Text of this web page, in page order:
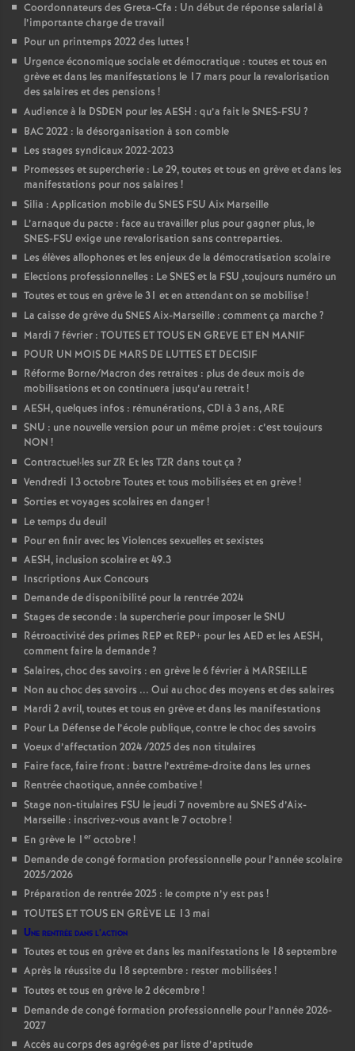
Coordonnateurs des Greta-Cfa : Un début de réponse salarial à
l’importante charge de travail
Pour un printemps 2022 des luttes !
Urgence économique sociale et démocratique : toutes et tous en
grève et dans les manifestations le 17 mars pour la revalorisation
des salaires et des pensions !
Audience à la DSDEN pour les AESH : qu’a fait le SNES-FSU ?
BAC 2022 : la désorganisation à son comble
Les stages syndicaux 2022-2023
Promesses et supercherie : Le 29, toutes et tous en grève et dans les
manifestations pour nos salaires !
Silia : Application mobile du SNES FSU Aix Marseille
L’arnaque du pacte : face au travailler plus pour gagner plus, le
SNES-FSU exige une revalorisation sans contreparties.
Les élèves allophones et les enjeux de la démocratisation scolaire
Elections professionnelles : Le SNES et la FSU ,toujours numéro un
Toutes et tous en grève le 31 et en attendant on se mobilise!
La caisse de grève du SNES Aix-Marseille : comment ça marche?
Mardi 7 février : TOUTES ET TOUS EN GREVE ET EN MANIF
POUR UN MOIS DE MARS DE LUTTES ET DECISIF
Réforme Borne/Macron des retraites : plus de deux mois de
mobilisations et on continuera jusqu’au retrait!
AESH, quelques infos : rémunérations, CDI à 3 ans, ARE
SNU : une nouvelle version pour un même projet : c’est toujours
NON !
Contractuel·les sur ZR Et les TZR dans tout ça ?
Vendredi 13 octobre Toutes et tous mobilisées et en grève!
Sorties et voyages scolaires en danger!
Le temps du deuil
Pour en finir avec les Violences sexuelles et sexistes
AESH, inclusion scolaire et 49.3
Inscriptions Aux Concours
Demande de disponibilité pour la rentrée 2024
Stages de seconde : la supercherie pour imposer le SNU
Rétroactivité des primes REP et REP+ pour les AED et les AESH,
comment faire la demande?
Salaires, choc des savoirs : en grève le 6 février à MARSEILLE
Non au choc des savoirs ... Oui au choc des moyens et des salaires
Mardi 2 avril, toutes et tous en grève et dans les manifestations
Pour La Défense de l’école publique, contre le choc des savoirs
Voeux d’affectation 2024 /2025 des non titulaires
Faire face, faire front : battre l’extrême-droite dans les urnes
Rentrée chaotique, année combative!
Stage non-titulaires FSU le jeudi 7 novembre au SNES d’Aix-
Marseille : inscrivez-vous avant le 7 octobre!
En grève le 1 er octobre!
Demande de congé formation professionnelle pour l’année scolaire
2025/2026
Préparation de rentrée 2025 : le compte n’y est pas !
TOUTES ET TOUS EN GRÈVE LE 13 mai
Une rentrée dans l’action
Toutes et tous en grève et dans les manifestations le 18 septembre
Après la réussite du 18 septembre : rester mobilisées !
Toutes et tous en grève le 2 décembre!
Demande de congé formation professionnelle pour l’année 2026-
2027
Accès au corps des agrégé·es par liste d’aptitude